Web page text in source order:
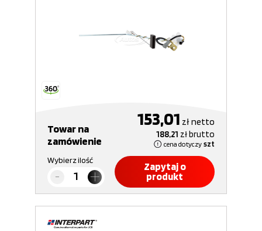
Towar na
zamówienie
153,01 złnetto
188,21 złbrutto
cena dotyczy szt
Wybierz ilość
Zapytaj o
produkt